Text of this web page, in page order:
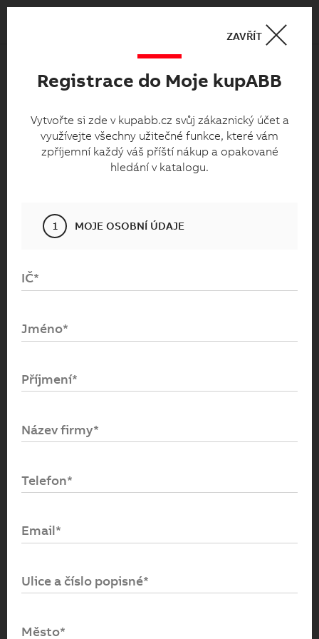
0
Moje kupabb.cz
Vytvořte si zde v kupabb.cz svůj zákaznický
účet a využívejte všechny užitečné funkce,
které vám zpříjemní každý váš příští nákup
Přihlaste se
Registrace do Moje kupABB
Vytvořte si zde v kupabb.cz svůj zákaznický účet a
využívejte všechny užitečné funkce, které vám
zpříjemní každý váš příští nákup a opakované
hledání v katalogu.
1 MOJE OSOBNÍ ÚDAJE
IČ*
Jméno*
Příjmení*
Název firmy*
Telefon*
Email*
Ulice a číslo popisné*
Město*
ZAVŘÍT